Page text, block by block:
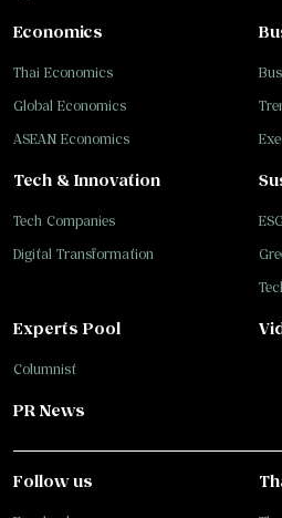
Tech & Innovation
Tech Companies
Digital Transformation
Economics
Thai Economics
Global Economics
ASEAN Economics
Experts Pool
Columnist
PR News
Follow us